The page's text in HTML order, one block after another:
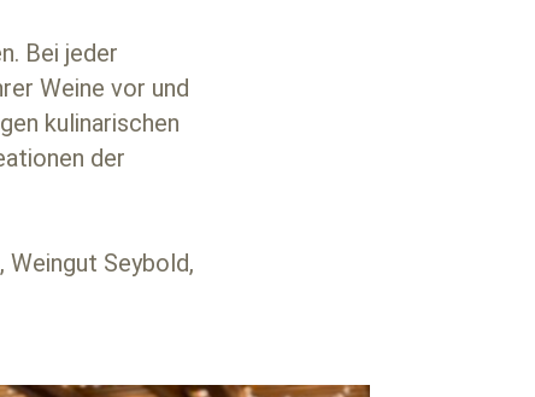
Bei jeder
Weine vor und
kulinarischen
der
, Weingut Seybold,